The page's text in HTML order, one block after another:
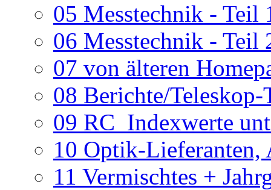
05 Messtechnik - Teil
06 Messtechnik - Teil
07 von älteren
08 Berichte/
09 RC_Indexwerte
10 Optik-Lieferanten,
11 Vermischtes +